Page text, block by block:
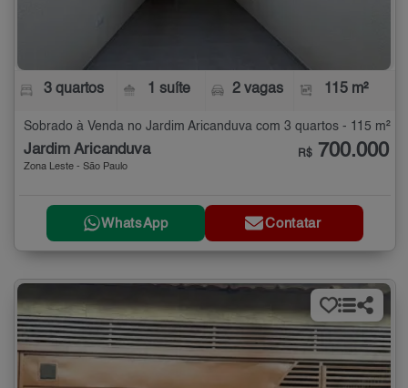
3 quartos 1 suíte 2 vagas 115 m²
Sobrado à Venda no Jardim Aricanduva com 3 quartos - 115 m²
Jardim Aricanduva
Zona Leste - São Paulo
R$ 700.000
WhatsApp Contatar